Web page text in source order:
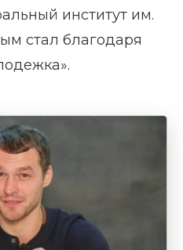
институт им.
стал благодаря